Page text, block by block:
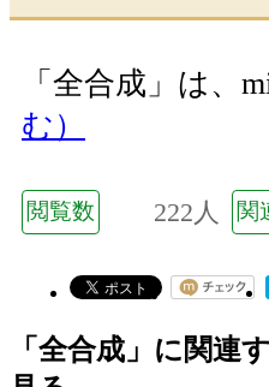
「全合成」は、
む）
閲覧数 222人 関
「全合成」に関連